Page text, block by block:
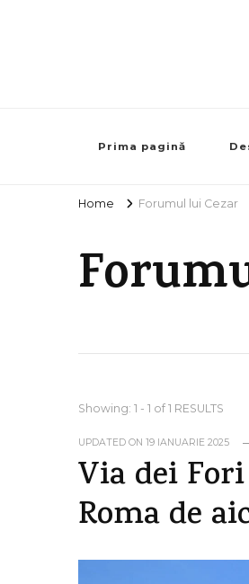
Prima pagină
Home Forumul lui Cezar
Showing: 1 - 1 of 1 RESULTS
UPDATED ON 19 IANUARIE 2025
Via dei
Roma de